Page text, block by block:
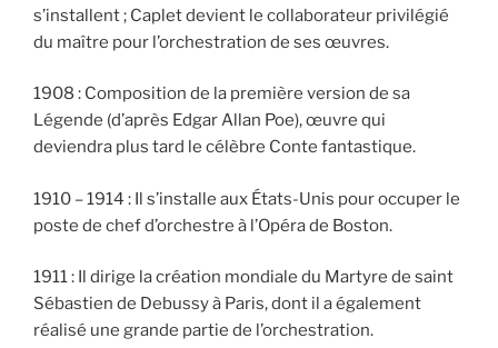
s’installent ; Caplet devient le collaborateur privilégié
du maître pour l’orchestration de ses œuvres.
1908 : Composition de la première version de sa
Légende (d’après Edgar Allan Poe), œuvre qui
deviendra plus tard le célèbre Conte fantastique.
1910 – 1914 : Il s’installe aux États-Unis pour occuper le
poste de chef d’orchestre à l’Opéra de Boston.
1911 : Il dirige la création mondiale du Martyre de saint
Sébastien de Debussy à Paris, dont il a également
réalisé une grande partie de l’orchestration.